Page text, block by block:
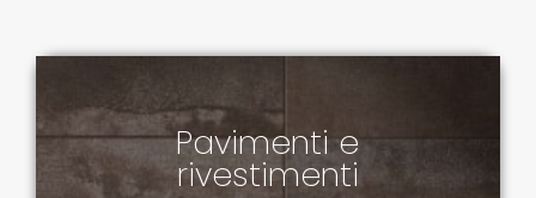
Pavimenti e
rivestimenti